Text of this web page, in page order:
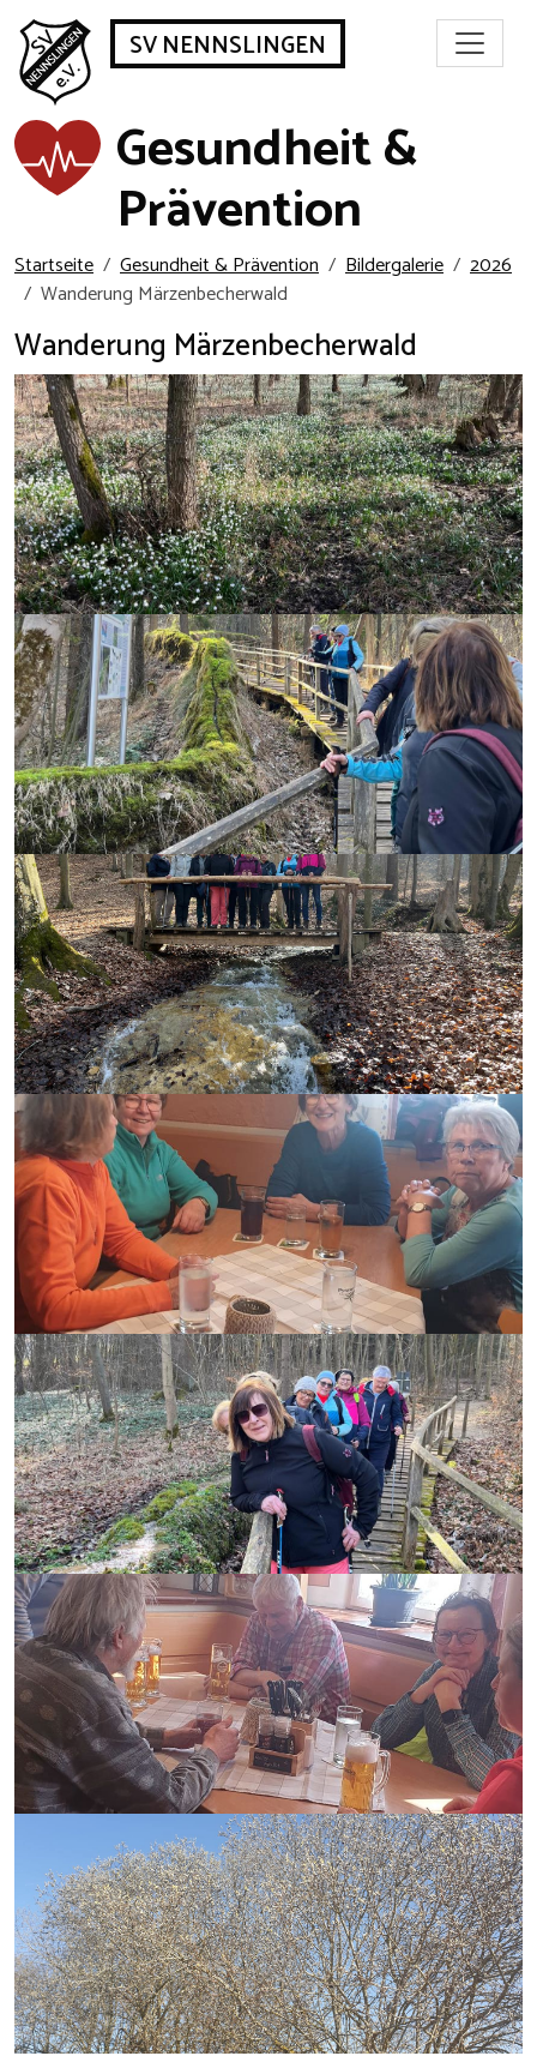
SV NENNSLINGEN
Gesundheit &
Prävention
Startseite Gesundheit & Prävention Bildergalerie
2026
Wanderung Märzenbecherwald
Wanderung Märzenbecherwald